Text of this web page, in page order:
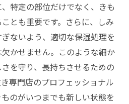
特定の部位だけでなく、きも
とも重要です。さらに、しみ
ないよう、適切な保湿処理を
かせません。このような細か
を守り、長持ちさせるための
専門店のプロフェッショナル
のがいつまでも新しい状態を